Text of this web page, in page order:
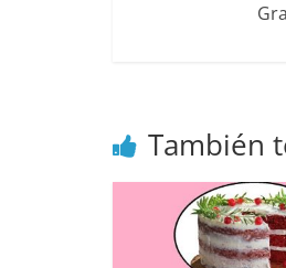
También